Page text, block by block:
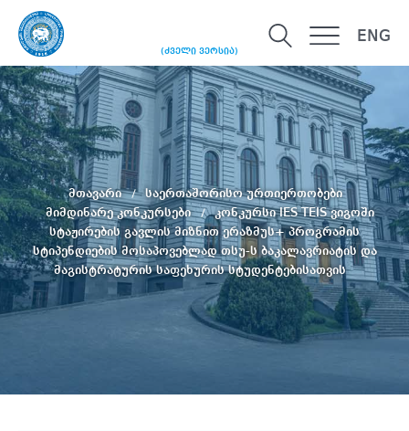
(ძველი ვერსია)
ENG
მთავარი
საერთაშორისო ურთიერთობები
მიმდინარე კონკურსები
კონკურსი IES TEIS ვიგოში
სტაჟირების გავლის მიზნით ერაზმუს+ პროგრამის
სტიპენდიების მოსაპოვებლად თსუ-ს ბაკალავრიატის და
მაგისტრატურის საფეხურის სტუდენტებისათვის